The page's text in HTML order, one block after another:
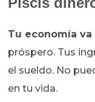
Tu economía
próspero. Tus
el sueldo. No
en tu vida.